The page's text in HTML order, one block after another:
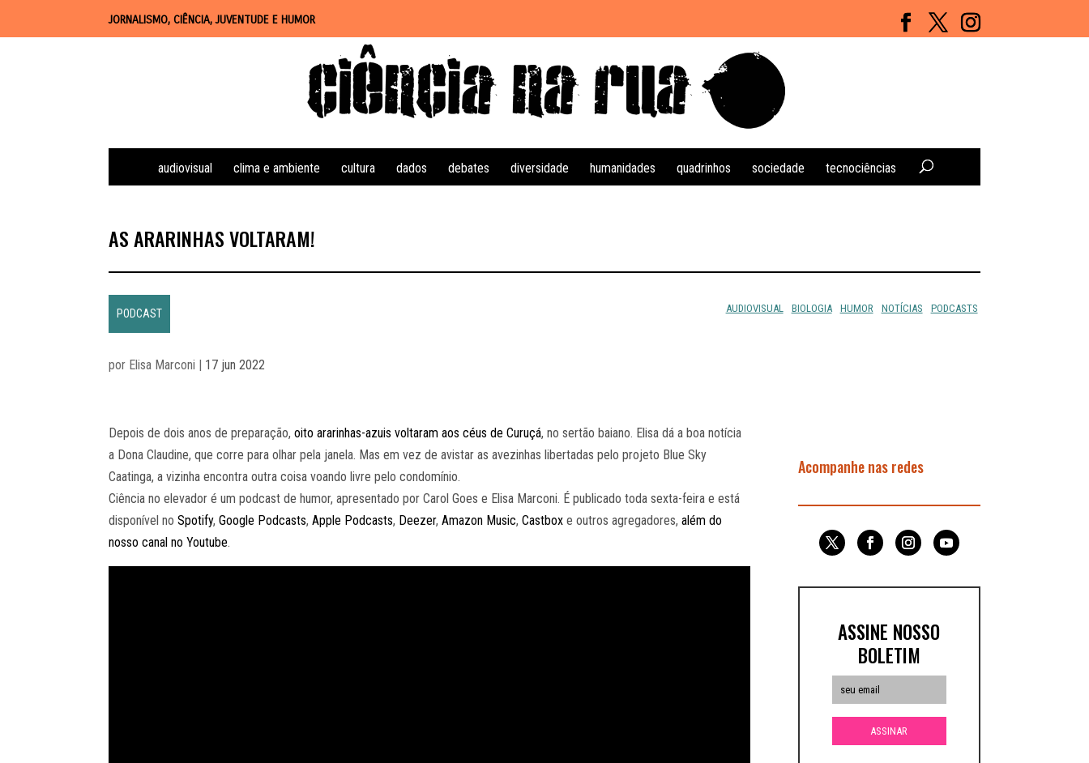
JORNALISMO, CIÊNCIA, JUVENTUDE E HUMOR
audiovisual clima e ambiente cultura dados debates diversidade humanidades quadrinhos sociedade tecnociências
AS ARARINHAS VOLTARAM!
PODCAST AUDIOVISUAL BIOLOGIA HUMOR NOTÍCIAS PODCASTS
por Elisa Marconi 17 jun 2022
Depois de dois anos de preparação,oito ararinhas-azuis voltaram aos céus de Curuçá, no sertão baiano. Elisa dá a boa notícia
a Dona Claudine, que corre para olhar pela janela. Mas em vez de avistar as avezinhas libertadas pelo projeto Blue Sky
Caatinga, a vizinha encontra outra coisa voando livre pelo condomínio.
Ciência no elevador é um podcast de humor, apresentado por Carol Goes e Elisa Marconi. É publicado toda sexta-feira e está
disponível noSpotify,Google Podcasts,Apple Podcasts, Deezer,Amazon Music,Castbox e outros agregadores,além do
nosso canal no Youtube.
Acompanhe nas redes
ASSINE NOSSO
BOLETIM